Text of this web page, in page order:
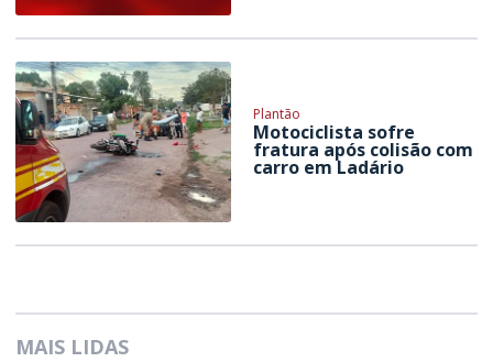
Plantão
Motociclista sofre
fratura após colisão com
carro em Ladário
MAIS LIDAS